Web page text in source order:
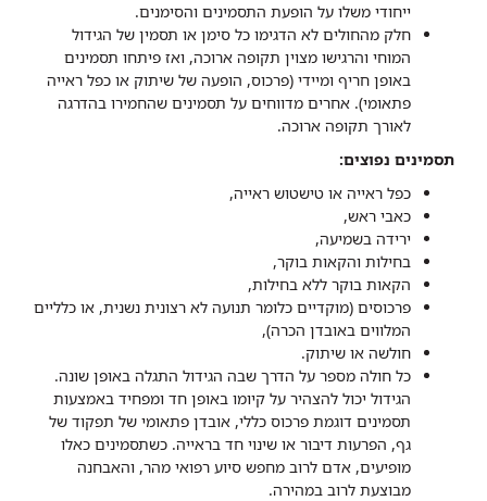
ייחודי משלו על הופעת התסמינים והסימנים.
חלק מהחולים לא הדגימו כל סימן או תסמין של הגידול
המוחי והרגישו מצוין תקופה ארוכה, ואז פיתחו תסמינים
באופן חריף ומיידי (פרכוס, הופעה של שיתוק או כפל ראייה
פתאומי). אחרים מדווחים על תסמינים שהחמירו בהדרגה
לאורך תקופה ארוכה.
תסמינים נפוצים:
כפל ראייה או טישטוש ראייה,
כאבי ראש,
ירידה בשמיעה,
בחילות והקאות בוקר,
הקאות בוקר ללא בחילות,
פרכוסים (מוקדיים כלומר תנועה לא רצונית נשנית, או כלליים
המלווים באובדן הכרה),
חולשה או שיתוק.
כל חולה מספר על הדרך שבה הגידול התגלה באופן שונה.
הגידול יכול להצהיר על קיומו באופן חד ומפחיד באמצעות
תסמינים דוגמת פרכוס כללי, אובדן פתאומי של תפקוד של
גף, הפרעות דיבור או שינוי חד בראייה. כשתסמינים כאלו
מופיעים, אדם לרוב מחפש סיוע רפואי מהר, והאבחנה
מבוצעת לרוב במהירה.